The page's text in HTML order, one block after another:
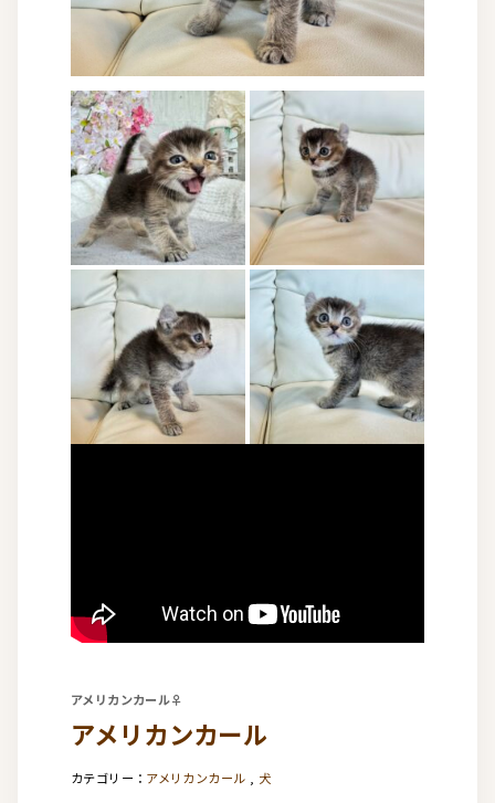
アメリカンカール♀
アメリカンカール
アメリカンカール 犬